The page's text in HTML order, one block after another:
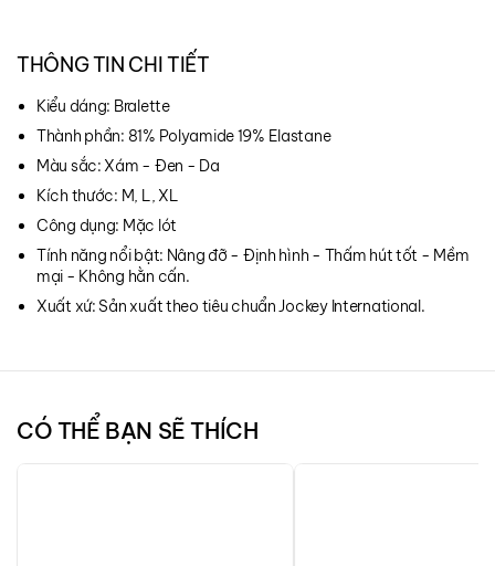
THÔNG TIN CHI TIẾT
Kiểu dáng: Bralette
Thành phần: 81% Polyamide 19% Elastane
Màu sắc: Xám - Đen - Da
Kích thước: M, L, XL
Công dụng: Mặc lót
Tính năng nổi bật: Nâng đỡ - Định hình - Thấm hút tốt - Mềm
mại - Không hằn cấn.
Xuất xứ: Sản xuất theo tiêu chuẩn Jockey International.
CÓ THỂ BẠN SẼ THÍCH